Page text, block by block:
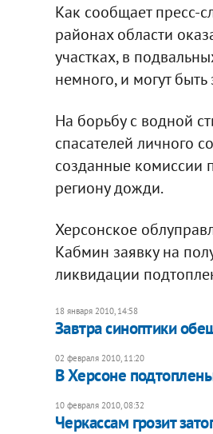
Как сообщает пресс-
районах области
участках, в
немного, и могут
На борьбу с водной
спасателей личного
созданные комиссии
региону дожди.
Херсонское
Кабмин заявку на
ликвидации
18 января 2010, 14:58
Завтра синоптики
02 февраля 2010, 11:20
В Херсоне
10 февраля 2010, 08:32
Черкассам грозит